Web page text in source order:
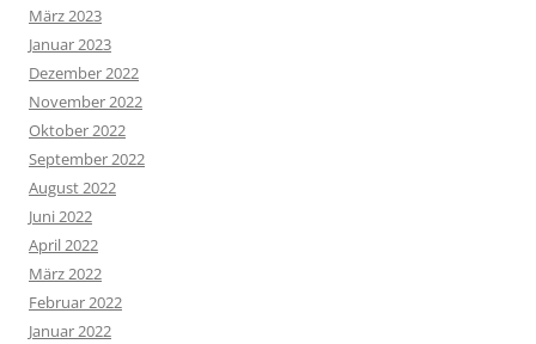
März 2023
Januar 2023
Dezember 2022
November 2022
Oktober 2022
September 2022
August 2022
Juni 2022
April 2022
März 2022
Februar 2022
Januar 2022